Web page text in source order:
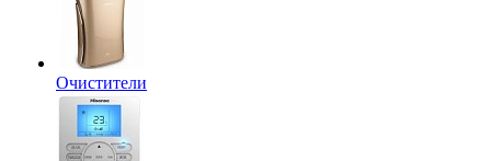
Очистители